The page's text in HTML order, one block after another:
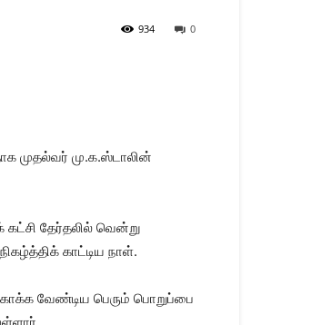
0
934
முதல்வர் மு.க.ஸ்டாலின்
கட்சி தேர்தலில் வென்று
காட்டிய நாள்.
வேண்டிய பெரும் பொறுப்பை